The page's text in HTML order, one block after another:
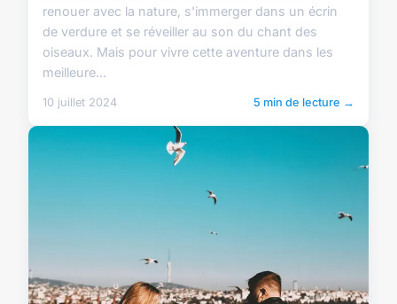
renouer avec la nature, s'immerger dans un écrin
de verdure et se réveiller au son du chant des
oiseaux. Mais pour vivre cette aventure dans les
meilleure...
10 juillet 2024 5 min de lecture →